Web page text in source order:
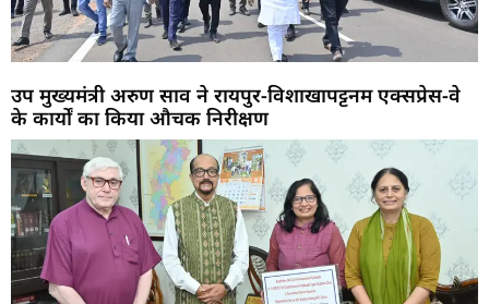
उप मुख्यमंत्री अरुण साव ने रायपुर-विशाखापट्टनम एक्सप्रेस-वे
के कार्यों का किया औचक निरीक्षण